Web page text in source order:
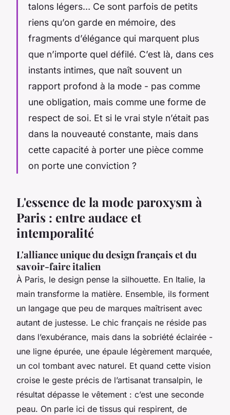
talons légers… Ce sont parfois de petits
riens qu’on garde en mémoire, des
fragments d’élégance qui marquent plus
que n’importe quel défilé. C’est là, dans ces
instants intimes, que naît souvent un
rapport profond à la mode - pas comme
une obligation, mais comme une forme de
respect de soi. Et si le vrai style n’était pas
dans la nouveauté constante, mais dans
cette capacité à porter une pièce comme
on porte une conviction ?
L'essence de la mode paroxysm à
Paris : entre audace et
intemporalité
L'alliance unique du design français et du
savoir-faire italien
À Paris, le design pense la silhouette. En Italie, la
main transforme la matière. Ensemble, ils forment
un langage que peu de marques maîtrisent avec
autant de justesse. Le chic français ne réside pas
dans l’exubérance, mais dans la sobriété éclairée -
une ligne épurée, une épaule légèrement marquée,
un col tombant avec naturel. Et quand cette vision
croise le geste précis de l’artisanat transalpin, le
résultat dépasse le vêtement : c’est une seconde
peau. On parle ici de tissus qui respirent, de